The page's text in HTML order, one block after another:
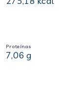
Proteínas
7,06 g